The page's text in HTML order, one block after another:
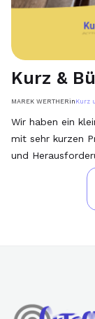
Kurz &
MAREK WERTHERin Kurz
Wir haben ein
mit sehr kurzen
und
aufmerksam